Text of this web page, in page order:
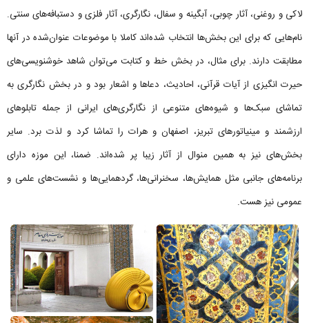
لاکی و روغنی، آثار چوبی، آبگینه و سفال، نگارگری، آثار فلزی و دستبافه‌های سنتی.
نام‌هایی که برای این بخش‌ها انتخاب شده‌اند کاملا با موضوعات عنوان‌شده در آنها
مطابقت دارند. برای مثال، در بخش خط و کتابت می‌توان شاهد خوشنویسی‌های
حیرت انگیزی از آیات قرآنی، احادیث، دعاها و اشعار بود و در بخش نگارگری به
تماشای سبک‌ها و شیوه‌های متنوعی از نگارگری‌های ایرانی از جمله تابلوهای
ارزشمند و مینیاتورهای تبریز، اصفهان و هرات را تماشا کرد و لذت برد. سایر
بخش‌های نیز به همین منوال از آثار زیبا پر شده‌اند. ضمنا، این موزه دارای
برنامه‌های جانبی مثل همایش‌ها، سخنرانی‌ها، گردهمایی‌ها و نشست‌های علمی و
عمومی نیز هست.